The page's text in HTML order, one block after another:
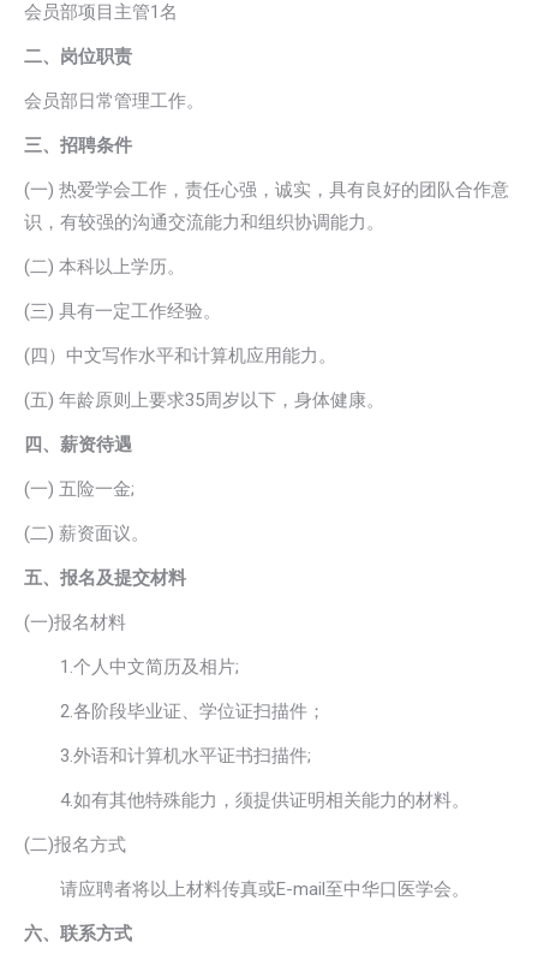
会员部项目主管1名
二、岗位职责
会员部日常管理工作。
三、招聘条件
(一) 热爱学会工作，责任心强，诚实，具有良好的团队合作意
识，有较强的沟通交流能力和组织协调能力。
(二) 本科以上学历。
(三) 具有一定工作经验。
(四）中文写作水平和计算机应用能力。
(五) 年龄原则上要求35周岁以下，身体健康。
四、薪资待遇
(一) 五险一金;
(二) 薪资面议。
五、报名及提交材料
(一)报名材料
1.个人中文简历及相片;
2.各阶段毕业证、学位证扫描件；
3.外语和计算机水平证书扫描件;
4.如有其他特殊能力，须提供证明相关能力的材料。
(二)报名方式
请应聘者将以上材料传真或E-mail至中华口医学会。
六、联系方式